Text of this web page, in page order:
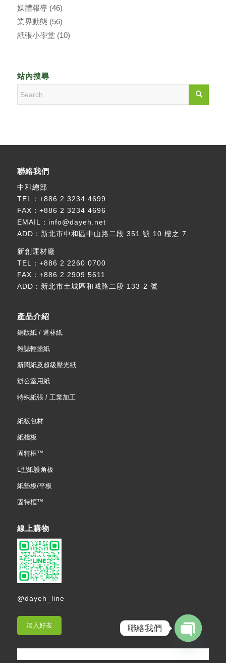
媒體報導(46)
業界動態(56)
紙張小學堂 (10)
站內搜尋
聯絡我們
中和總部
TEL： +886 2 3234 4699
FAX：+886 2 3234 4696
EMAIL： info@dayeh.net
ADD： 新北市中和區中山路二段 351 號 10 樓之 7
新創運材廠
TEL： +886 2 2260 0700
FAX：+886 2 2909 5611
ADD： 新北市土城區和城路二段 133-2 號
產品介紹
銅版紙 / 道林紙
雜誌輕塗紙
新聞紙及超級壓光紙
辦公室用紙
特殊紙張 / 工業加工
紙板包材
紙棧板
固特框™
L型紙護角板
紙墊板/平板
固特框™
線上購物
@dayeh_line
加入好友 聯絡我們